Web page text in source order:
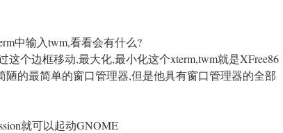
中输入twm,看看会有什么?
这个边框移动,最大化,最小化这个xterm,twm就是XFree86
陋的最简单的窗口管理器,但是他具有窗口管理器的全部
就可以起动GNOME